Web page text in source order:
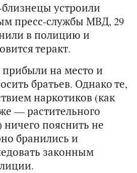
устроили
пресс-службы МВД, 29
в полицию и
теракт.
на место и
братьев. Однако те,
наркотиков (как
— растительного
пояснить не
бранились и
законным